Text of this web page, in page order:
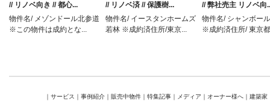
// リノベ向き // 都心...
物件名/ メゾンドール北参道
※この物件は成約とな...
// リノベ済 // 保護樹...
物件名/ イースタンホームズ
若林 ※成約済住所/東京...
// 弊社売主 リノベ向
物件名/ シャンボー
※成約済住所/ 東京
｜ サービス ｜ 事例紹介 ｜ 販売中物件 ｜ 特集記事 ｜ メディア ｜ オーナー様へ ｜ 建築家